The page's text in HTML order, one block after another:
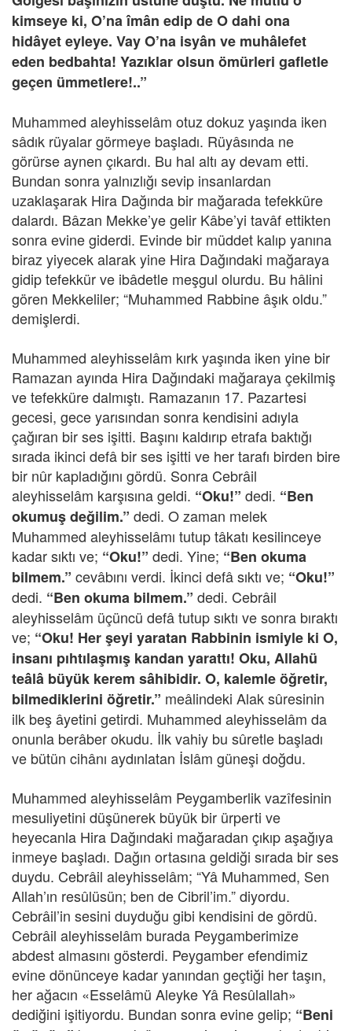
kimseye ki, O’na îmân edip de O dahi ona
hidâyet eyleye. Vay O’na isyân ve muhâlefet
eden bedbahta! Yazıklar olsun ömürleri gafletle
geçen ümmetlere!..”
Muhammed aleyhisselâm otuz dokuz yaşında iken
sâdık rüyalar görmeye başladı. Rüyâsında ne
görürse aynen çıkardı. Bu hal altı ay devam etti.
Bundan sonra yalnızlığı sevip insanlardan
uzaklaşarak Hira Dağında bir mağarada tefekküre
dalardı. Bâzan Mekke’ye gelir Kâbe’yi tavâf ettikten
sonra evine giderdi. Evinde bir müddet kalıp yanına
biraz yiyecek alarak yine Hira Dağındaki mağaraya
gidip tefekkür ve ibâdetle meşgul olurdu. Bu hâlini
gören Mekkeliler; “Muhammed Rabbine âşık oldu.”
demişlerdi.
Muhammed aleyhisselâm kırk yaşında iken yine bir
Ramazan ayında Hira Dağındaki mağaraya çekilmiş
ve tefekküre dalmıştı. Ramazanın 17. Pazartesi
gecesi, gece yarısından sonra kendisini adıyla
çağıran bir ses işitti. Başını kaldırıp etrafa baktığı
sırada ikinci defâ bir ses işitti ve her tarafı birden bire
bir nûr kapladığını gördü. Sonra Cebrâil
aleyhisselâm karşısına geldi. “Oku!” dedi. “Ben
okumuş değilim.” dedi. O zaman melek
Muhammed aleyhisselâmı tutup tâkatı kesilinceye
kadar sıktı ve; “Oku!” dedi. Yine; “Ben okuma
bilmem.” cevâbını verdi. İkinci defâ sıktı ve; “Oku!”
dedi. “Ben okuma bilmem.” dedi. Cebrâil
aleyhisselâm üçüncü defâ tutup sıktı ve sonra bıraktı
ve; “Oku! Her şeyi yaratan Rabbinin ismiyle ki O,
insanı pıhtılaşmış kandan yarattı! Oku, Allahü
teâlâ büyük kerem sâhibidir. O, kalemle öğretir,
bilmediklerini öğretir.” meâlindeki Alak sûresinin
ilk beş âyetini getirdi. Muhammed aleyhisselâm da
onunla berâber okudu. İlk vahiy bu sûretle başladı
ve bütün cihânı aydınlatan İslâm güneşi doğdu.
Muhammed aleyhisselâm Peygamberlik vazîfesinin
mesuliyetini düşünerek büyük bir ürperti ve
heyecanla Hira Dağındaki mağaradan çıkıp aşağıya
inmeye başladı. Dağın ortasına geldiği sırada bir ses
duydu. Cebrâil aleyhisselâm; “Yâ Muhammed, Sen
Allah’ın resûlüsün; ben de Cibril’im.” diyordu.
Cebrâil’in sesini duyduğu gibi kendisini de gördü.
Cebrâil aleyhisselâm burada Peygamberimize
abdest almasını gösterdi. Peygamber efendimiz
evine dönünceye kadar yanından geçtiği her taşın,
her ağacın «Esselâmü Aleyke Yâ Resûlallah»
dediğini işitiyordu. Bundan sonra evine gelip; “Beni